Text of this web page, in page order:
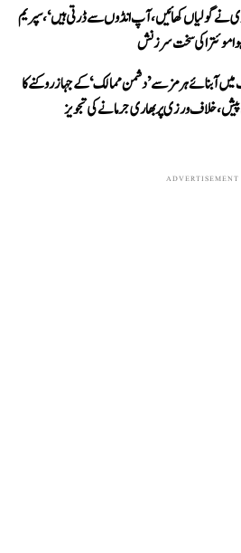
نے گولیاں کھائیں، آپ انڈوں سے ڈرتی ہیں‘، سپریم
موئترا کی سخت سرزنش
میں آبنائے ہرمز سے ’دشمن ممالک‘ کے جہاز روکنے کا
خلاف ورزی پر بھاری جرمانے کی تجویز
ADVERTISEMENT